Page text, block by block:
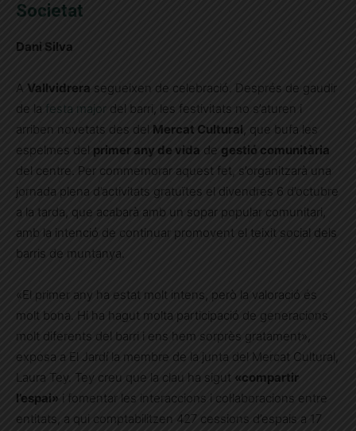
Societat
Dani Silva
A Vallvidrera segueixen de celebració. Després de gaudir
de la festa major del barri, les festivitats no s’aturen i
arriben novetats des del Mercat Cultural , que bufa les
espelmes del primer any de vida de gestió comunitària
del centre. Per commemorar aquest fet, s’organitzarà una
jornada plena d’activitats gratuïtes el divendres 6 d’octubre
a la tarda, que acabarà amb un sopar popular comunitari,
amb la intenció de continuar promovent el teixit social dels
barris de muntanya.
«El primer any ha estat molt intens, però la valoració és
molt bona. Hi ha hagut molta participació de generacions
molt diferents del barri i ens hem sorprès gratament»,
exposa a El Jardí la membre de la junta del Mercat Cultural,
Laura Tey. Tey creu que la clau ha sigut «compartir
l’espai» i fomentar les interaccions i col·laboracions entre
entitats, a qui comptabilitzen 427 cessions d’espais a 17